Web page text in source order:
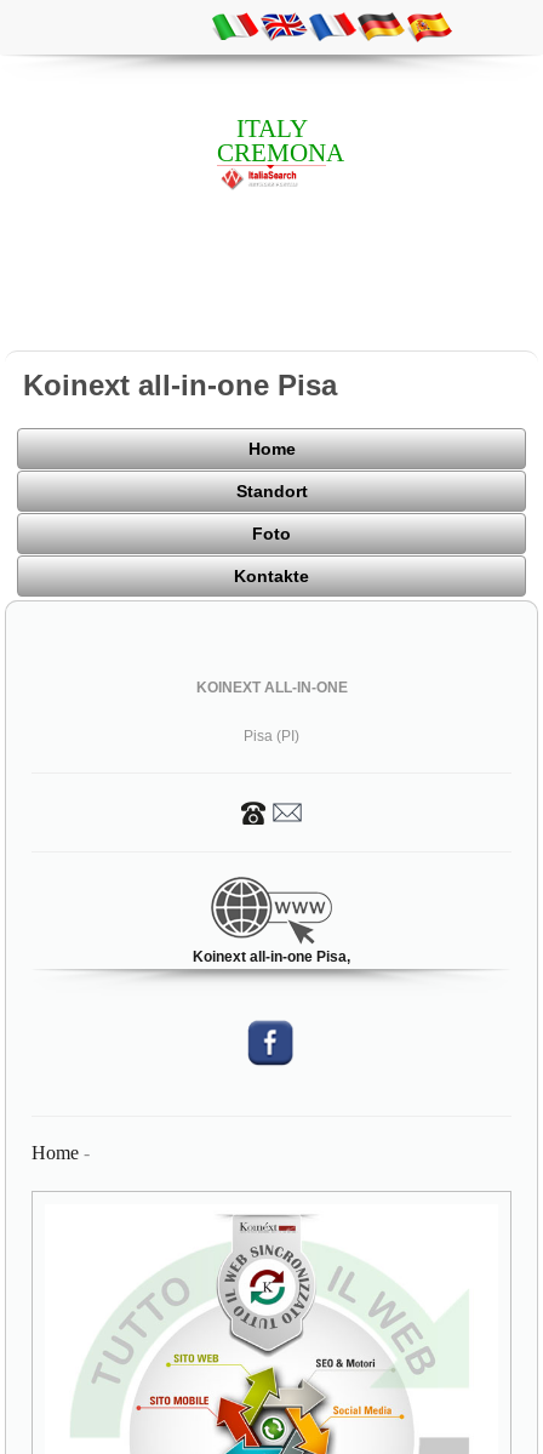
ITALY
CREMONA
Koinext all-in-one Pisa
Home
Standort
Foto
Kontakte
KOINEXT ALL-IN-ONE
Pisa (PI)
Koinext all-in-one Pisa,
Home -